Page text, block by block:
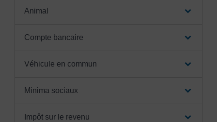
Animal
Compte bancaire
Véhicule en commun
Minima sociaux
Impôt sur le revenu